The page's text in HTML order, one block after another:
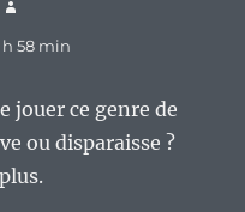
h 58 min
jouer ce genre de
ou disparaisse ?